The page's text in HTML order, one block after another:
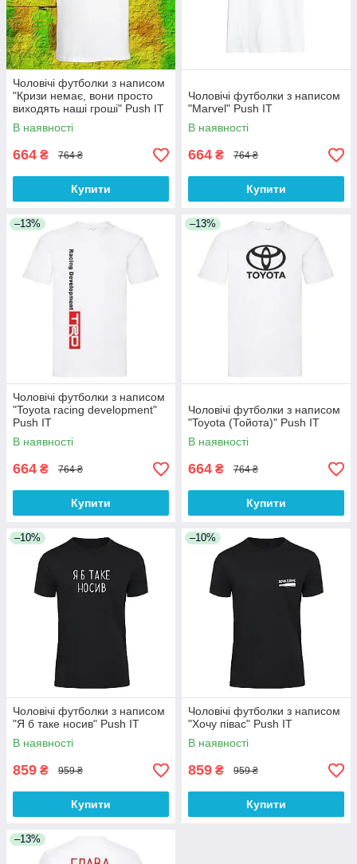
Чоловічі футболки з написом
"Кризи немає, вони просто
виходять наші гроші" Push IT
S, Білий
В наявності
664 ₴ 764 ₴
Купити
Чоловічі футболки з написом
"Marvel" Push IT
В наявності
664 ₴ 764 ₴
Купити
–13%
Чоловічі футболки з написом
"Toyota racing development"
Push IT
В наявності
664 ₴ 764 ₴
Купити
–13%
Чоловічі футболки з написом
"Toyota (Тойота)" Push IT
В наявності
664 ₴ 764 ₴
Купити
–10%
Чоловічі футболки з написом
"Я б таке носив" Push IT
В наявності
859 ₴ 959 ₴
Купити
–10%
Чоловічі футболки з написом
"Хочу півас" Push IT
В наявності
859 ₴ 959 ₴
Купити
–13%